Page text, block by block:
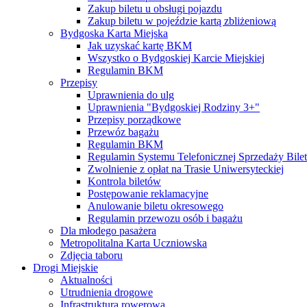
Zakup biletu u obsługi pojazdu
Zakup biletu w pojeździe kartą zbliżeniową
Bydgoska Karta Miejska
Jak uzyskać kartę BKM
Wszystko o Bydgoskiej Karcie Miejskiej
Regulamin BKM
Przepisy
Uprawnienia do ulg
Uprawnienia "Bydgoskiej Rodziny 3+"
Przepisy porządkowe
Przewóz bagażu
Regulamin BKM
Regulamin Systemu Telefonicznej Sprzedaży
Zwolnienie z opłat na Trasie Uniwersyteckiej
Kontrola biletów
Postępowanie reklamacyjne
Anulowanie biletu okresowego
Regulamin przewozu osób i bagażu
Dla młodego pasażera
Metropolitalna Karta Uczniowska
Zdjęcia taboru
Drogi Miejskie
Aktualności
Utrudnienia drogowe
Infrastruktura rowerowa